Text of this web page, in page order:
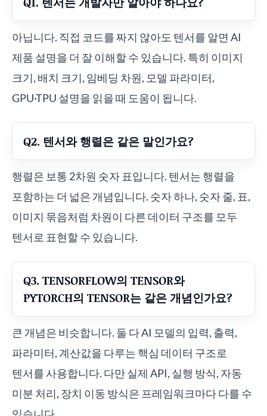
아닙니다. 직접 코드를 짜지 않아도 텐서를 알면 AI
제품 설명을 더 잘 이해할 수 있습니다. 특히 이미지
크기, 배치 크기, 임베딩 차원, 모델 파라미터,
GPU·TPU 설명을 읽을 때 도움이 됩니다.
Q2. 텐서와 행렬은 같은 말인가요?
행렬은 보통 2차원 숫자 표입니다. 텐서는 행렬을
포함하는 더 넓은 개념입니다. 숫자 하나, 숫자 줄, 표,
이미지 묶음처럼 차원이 다른 데이터 구조를 모두
텐서로 표현할 수 있습니다.
Q3. TENSORFLOW의 TENSOR와
PYTORCH의 TENSOR는 같은 개념인가요?
큰 개념은 비슷합니다. 둘 다 AI 모델의 입력, 출력,
파라미터, 계산값을 다루는 핵심 데이터 구조로
텐서를 사용합니다. 다만 실제 API, 실행 방식, 자동
미분 처리, 장치 이동 방식은 프레임워크마다 다를 수